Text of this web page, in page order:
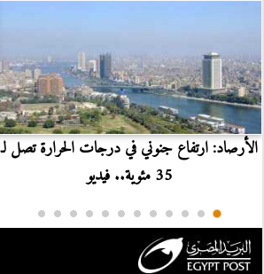
الأرصاد: ارتفاع جنوني في درجات الحرارة تصل لـ
35 مئوية.. فيديو